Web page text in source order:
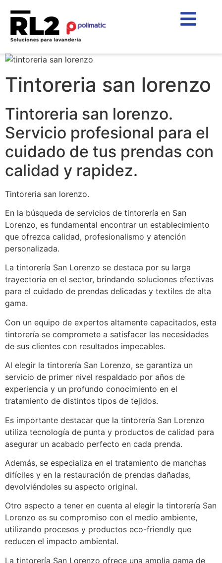
Tintoreria san lorenzo
Tintoreria san lorenzo.
Servicio profesional para el
cuidado de tus prendas con
calidad y rapidez.
Tintoreria san lorenzo.
En la búsqueda de servicios de tintorería en San
Lorenzo, es fundamental encontrar un establecimiento
que ofrezca calidad, profesionalismo y atención
personalizada.
La tintorería San Lorenzo se destaca por su larga
trayectoria en el sector, brindando soluciones efectivas
para el cuidado de prendas delicadas y textiles de alta
gama.
Con un equipo de expertos altamente capacitados, esta
tintorería se compromete a satisfacer las necesidades
de sus clientes con resultados impecables.
Al elegir la tintorería San Lorenzo, se garantiza un
servicio de primer nivel respaldado por años de
experiencia y un profundo conocimiento en el
tratamiento de distintos tipos de tejidos.
Es importante destacar que la tintorería San Lorenzo
utiliza tecnología de punta y productos de calidad para
asegurar un acabado perfecto en cada prenda.
Además, se especializa en el tratamiento de manchas
difíciles y en la restauración de prendas dañadas,
devolviéndoles su aspecto original.
Otro aspecto a tener en cuenta al elegir la tintorería San
Lorenzo es su compromiso con el medio ambiente,
utilizando procesos y productos eco-friendly que
reducen el impacto ambiental.
La tintorería San Lorenzo ofrece una amplia gama de